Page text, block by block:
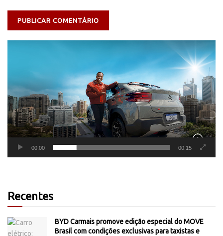
00:00 00:15
Recentes
BYD Carmais promove edição especial do MOVE
Brasil com condições exclusivas para taxistas e